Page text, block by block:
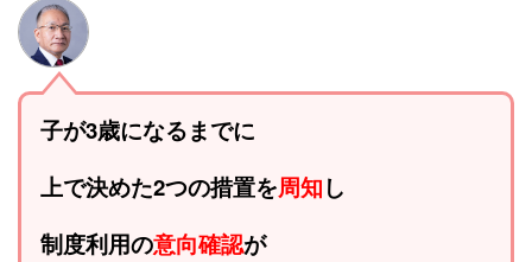
子が3歳になるまでに
上で決めた2つの措置を周知し
制度利用の意向確認が